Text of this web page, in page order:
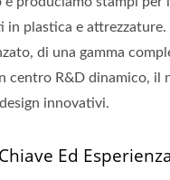
in plastica e
di una gamma
centro R&D dinamico, il
innovativi.
Ed